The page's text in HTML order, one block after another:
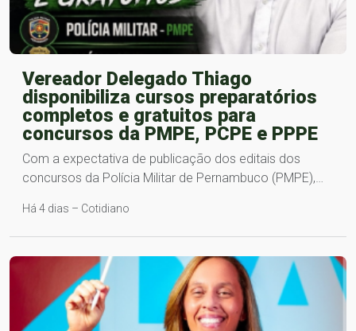
Vereador Delegado Thiago
disponibiliza cursos preparatórios
completos e gratuitos para
concursos da PMPE, PCPE e PPPE
Com a expectativa de publicação dos editais dos
concursos da Polícia Militar de Pernambuco (PMPE),…
Há 4 dias – Cotidiano